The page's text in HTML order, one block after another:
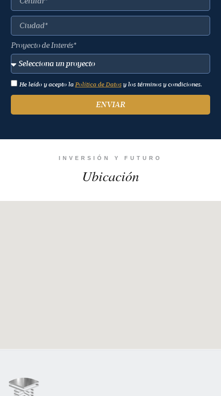
Proyecto de Interés*
He leído y acepto la Política de Datos y los términos y condiciones.
ENVIAR
INVERSIÓN Y FUTURO
Ubicación